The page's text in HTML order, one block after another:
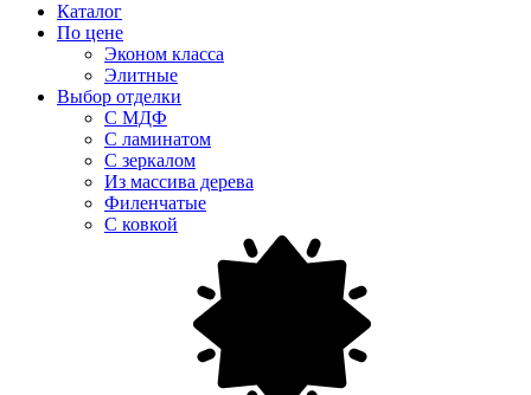
Каталог
По цене
Эконом класса
Элитные
Выбор отделки
С МДФ
С ламинатом
С зеркалом
Из массива дерева
Филенчатые
С ковкой